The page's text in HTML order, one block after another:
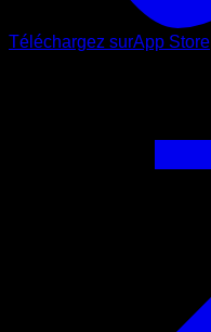
Téléchargez surApp Store